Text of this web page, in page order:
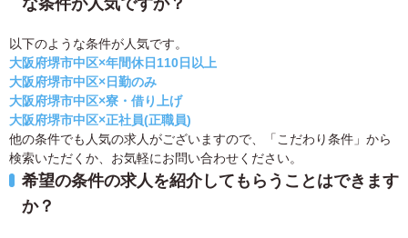
な条件が人気ですか？
以下のような条件が人気です。
大阪府堺市中区×年間休日110日以上
大阪府堺市中区×日勤のみ
大阪府堺市中区×寮・借り上げ
大阪府堺市中区×正社員(正職員)
他の条件でも人気の求人がございますので、「こだわり条件」から
検索いただくか、お気軽にお問い合わせください。
希望の条件の求人を紹介してもらうことはできます
か？